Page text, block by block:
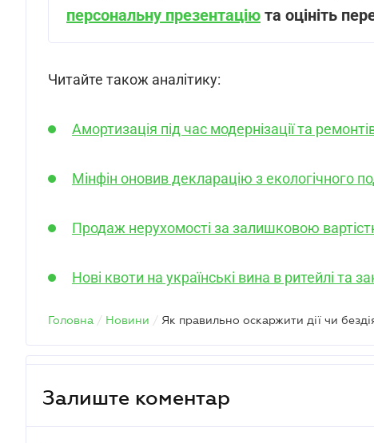
персональну презентацію та оцініть
Читайте також аналітику:
Амортизація під час модернізації та
Мінфін оновив декларацію з екологічного
Продаж нерухомості за залишковою
Нові квоти на українські вина в ритейлі та
Головна / Новини / Як правильно оскаржити дії чи
Залиште коментар